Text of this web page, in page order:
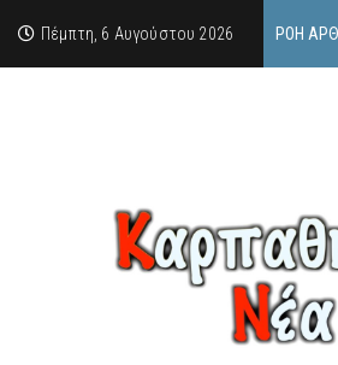
Πέμπτη, 6 Αυγούστου 2026 ΡΟΉ